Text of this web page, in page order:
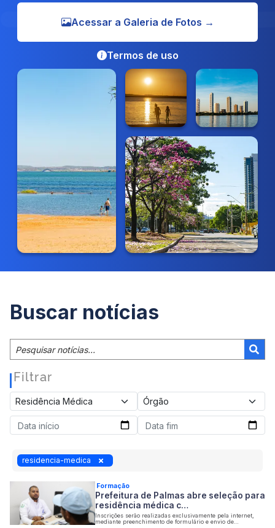
Termos de uso
Acessar a Galeria de Fotos →
Buscar notícias
Filtrar
residencia-medica
Formação
Prefeitura de Palmas abre seleção para
residência médica c…
Inscrições serão realizadas exclusivamente pela internet,
mediante preenchimento de formulário e envio de